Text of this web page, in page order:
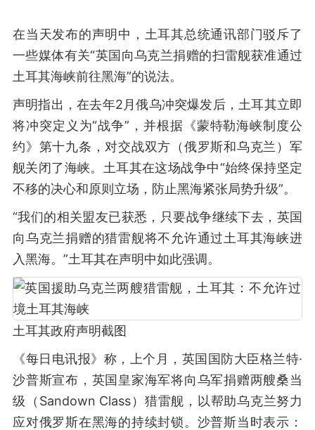
在当天发布的声明中，土耳其总统通讯部门驳斥了
一些媒体有关“英国向乌克兰捐赠的扫雷舰获准通过
土耳其海峡前往黑海”的说法。
声明指出，在去年2月俄乌冲突爆发后，土耳其立即
将冲突定义为“战争”，并根据《蒙特勒海峡制度公
约》第十九条，对交战双方（俄罗斯和乌克兰）军
舰关闭了海峡。土耳其在这场战争中“始终保持坚定
不移的决心和原则立场，防止黑海紧张局势升级”。
“我们的相关盟友已获悉，只要战争继续下去，英国
向乌克兰捐赠的猎雷舰将不允许通过土耳其海峡进
入黑海。”土耳其在声明中如此强调。
土耳其政府声明截图
《每日电讯报》称，上个月，英国国防大臣格兰特·
沙普斯宣布，英国皇家海军将向乌军捐赠两艘桑当
级（Sandown Class）猎雷舰，以帮助乌克兰努力
应对俄罗斯在黑海的持续封锁。沙普斯当时表示：